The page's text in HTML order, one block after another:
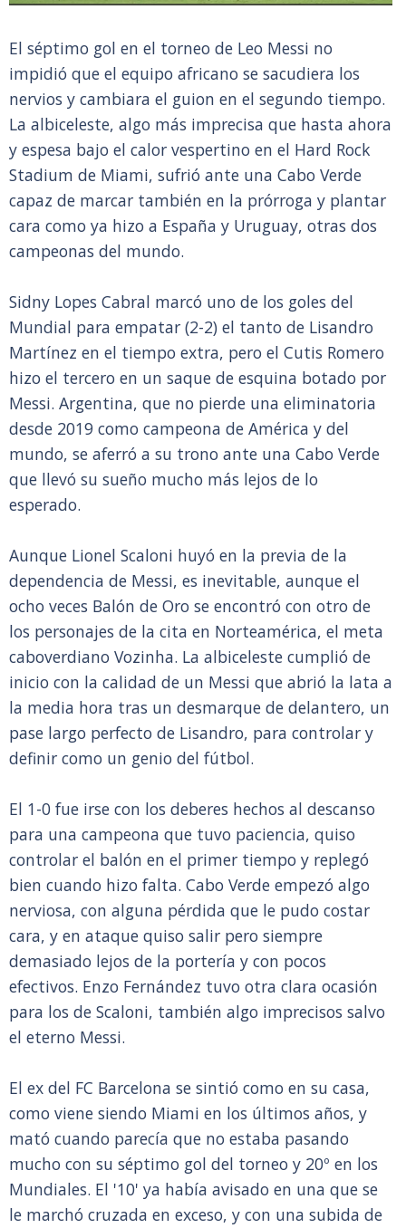
El séptimo gol en el torneo de Leo Messi no
impidió que el equipo africano se sacudiera los
nervios y cambiara el guion en el segundo tiempo.
La albiceleste, algo más imprecisa que hasta ahora
y espesa bajo el calor vespertino en el Hard Rock
Stadium de Miami, sufrió ante una Cabo Verde
capaz de marcar también en la prórroga y plantar
cara como ya hizo a España y Uruguay, otras dos
campeonas del mundo.
Sidny Lopes Cabral marcó uno de los goles del
Mundial para empatar (2-2) el tanto de Lisandro
Martínez en el tiempo extra, pero el Cutis Romero
hizo el tercero en un saque de esquina botado por
Messi. Argentina, que no pierde una eliminatoria
desde 2019 como campeona de América y del
mundo, se aferró a su trono ante una Cabo Verde
que llevó su sueño mucho más lejos de lo
esperado.
Aunque Lionel Scaloni huyó en la previa de la
dependencia de Messi, es inevitable, aunque el
ocho veces Balón de Oro se encontró con otro de
los personajes de la cita en Norteamérica, el meta
caboverdiano Vozinha. La albiceleste cumplió de
inicio con la calidad de un Messi que abrió la lata a
la media hora tras un desmarque de delantero, un
pase largo perfecto de Lisandro, para controlar y
definir como un genio del fútbol.
El 1-0 fue irse con los deberes hechos al descanso
para una campeona que tuvo paciencia, quiso
controlar el balón en el primer tiempo y replegó
bien cuando hizo falta. Cabo Verde empezó algo
nerviosa, con alguna pérdida que le pudo costar
cara, y en ataque quiso salir pero siempre
demasiado lejos de la portería y con pocos
efectivos. Enzo Fernández tuvo otra clara ocasión
para los de Scaloni, también algo imprecisos salvo
el eterno Messi.
El ex del FC Barcelona se sintió como en su casa,
como viene siendo Miami en los últimos años, y
mató cuando parecía que no estaba pasando
mucho con su séptimo gol del torneo y 20º en los
Mundiales. El '10' ya había avisado en una que se
le marchó cruzada en exceso, y con una subida de